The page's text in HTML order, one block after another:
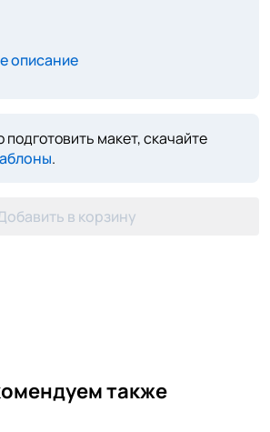
описание
подготовить макет, скачайте
.
в корзину
также